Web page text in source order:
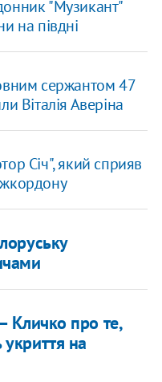
"Музикант"
на півдні
сержантом 47
Віталія Аверіна
Січ", який сприяв
Кличко про те,
на